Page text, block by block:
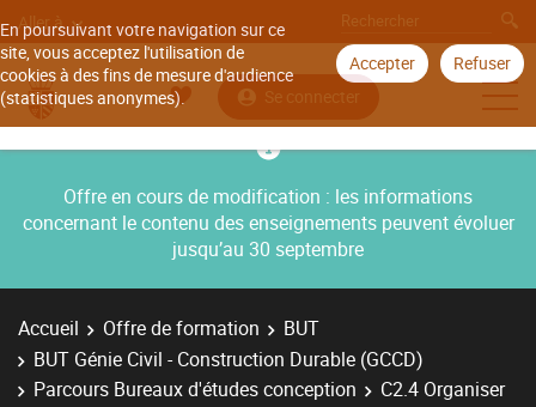
En poursuivant votre navigation sur ce
site, vous acceptez l'utilisation de
cookies à des fins de mesure d'audience
(statistiques anonymes).
Accepter Refuser
Aller à
Se connecter
Offre en cours de modification : les informations
concernant le contenu des enseignements peuvent évoluer
jusqu’au 30 septembre
Accueil Offre de formation
BUT
BUT Génie Civil - Construction Durable (GCCD)
Parcours Bureaux d'études conception
C2.4 Organiser